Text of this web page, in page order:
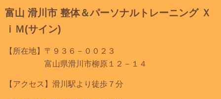
富山 滑川市 整体＆パーソナルトレーニング Ｘ
ｉＭ(サイン)
【所在地】〒９３６－００２３
富山県滑川市柳原１２－１４
【アクセス】滑川駅より徒歩７分